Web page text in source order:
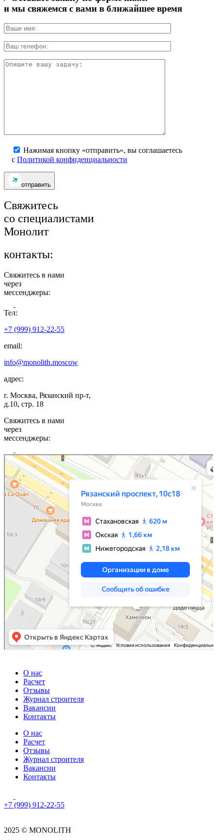
и мы свяжемся с вами в ближайшее время
Нажимая кнопку «отправить», вы соглашаетесь
с Политикой конфиденциальности
отправить
Свяжитесь
со специалистами
Монолит
контакты:
Свяжитесь в нами
через
мессенджеры:
Тел:
+7 (999) 912-22-55
email:
info@monolith.moscow
адрес:
г. Москва, Рязанский пр-т,
д.10, стр. 18
Свяжитесь в нами
через
мессенджеры:
Москва
Рязанский проспект, 10с18 на карте Москвы, ближайшее метро Стахановская —
Яндекс Карты
О нас
Расчет
Отзывы
Журнал строителя
Вакансии
Контакты
О нас
Расчет
Отзывы
Журнал строителя
Вакансии
Контакты
+7 (999) 912-22-55
2025 © MONOLITH